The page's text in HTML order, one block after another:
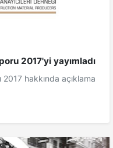
2017'yi yayımladı
hakkında açıklama